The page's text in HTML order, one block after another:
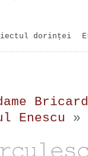
dorinței
Bricard
Enescu »